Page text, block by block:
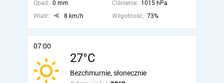
Opad: 0 mm Ciśnienie: 1015 hPa
Wiatr:
8 km/h Wilgotność: 73%
07:00
27°C
Bezchmurnie, słonecznie